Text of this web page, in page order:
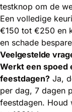
testknop om de
Een volledige
€150 tot €250 en
en schade
Veelgestelde
Werkt een spoed
feestdagen? Ja,
per dag, 7 dagen
feestdagen. Houd